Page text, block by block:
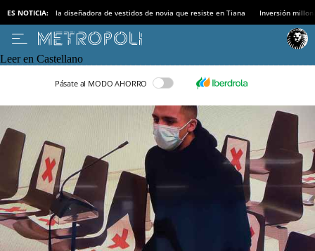
ES NOTICIA: la diseñadora de vestidos de novia que resiste en Tiana Inversión
Leer en Castellano
Pásate al MODO AHORRO